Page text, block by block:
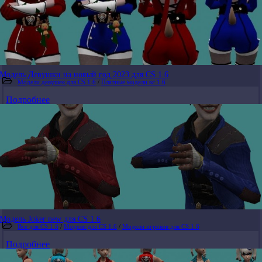
Модель Девушки на новый год 2023 для CS 1.6
Модели девушек для CS 1.6 / Платные модели кс 1.6
Подробнее
Модель Joker new для CS 1.6
Все для CS 1.6 / Модели для CS 1.6 / Модели игроков для CS 1.6
Подробнее